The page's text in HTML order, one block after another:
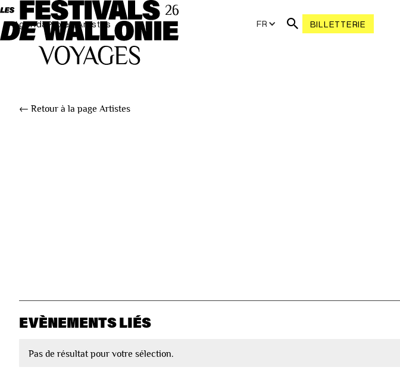
AgendaProjetsArtistes FR BILLETTERIE
← Retour à la page Artistes
EVÈNEMENTS LIÉS
Pas de résultat pour votre sélection.